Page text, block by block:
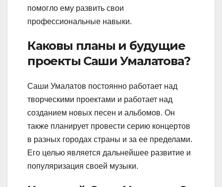
помогло ему развить свои
профессиональные навыки.
Каковы планы и будущие
проекты Саши Умалатова?
Саши Умалатов постоянно работает над
творческими проектами и работает над
созданием новых песен и альбомов. Он
также планирует провести серию концертов
в разных городах страны и за ее пределами.
Его целью является дальнейшее развитие и
популяризация своей музыки.